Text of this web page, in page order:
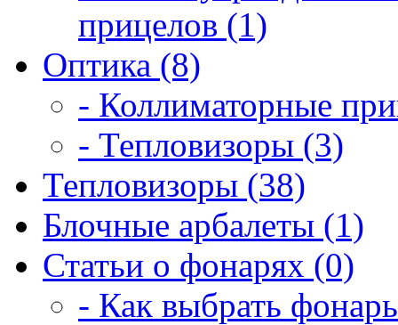
прицелов (1)
Оптика (8)
- Коллиматорные
- Тепловизоры (3)
Тепловизоры (38)
Блочные арбалеты (1)
Статьи о фонарях (0)
- Как выбрать